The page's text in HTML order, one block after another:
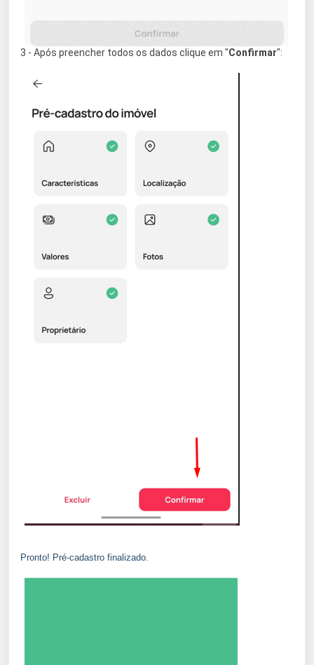
3 - Após preencher todos os dados clique em "Confirmar":
Pronto! Pré-cadastro finalizado.